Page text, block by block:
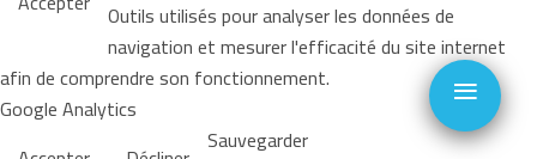
Outils utilisés pour analyser les données de
navigation et mesurer l'efficacité du site internet
afin de comprendre son fonctionnement.
Google Analytics
Sauvegarder
≡